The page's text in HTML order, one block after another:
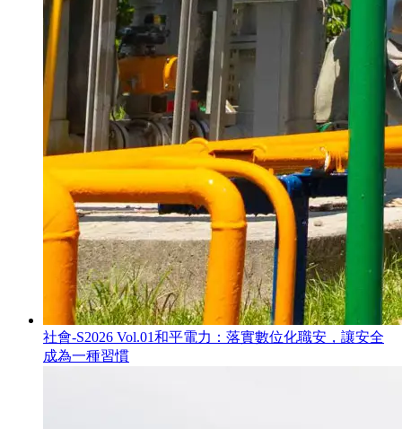
社會-S2026 Vol.01和平電力：落實數位化職安，讓安全
成為一種習慣